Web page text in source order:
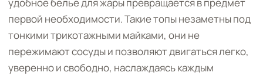
первой необходимости. Такие топы незаметны под
тонкими трикотажными майками, они не
пережимают сосуды и позволяют двигаться легко,
уверенно и свободно, наслаждаясь каждым